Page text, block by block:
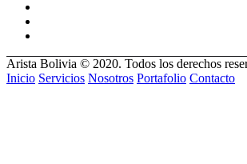
Arista Bolivia © 2020. Todos los derechos
Inicio Servicios Nosotros Portafolio Contacto